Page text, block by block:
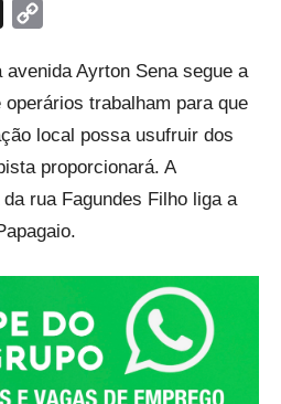
Threads
Ayrton Sena segue a
trabalham para que
local possa usufruir dos
proporcionará. A
rua Fagundes Filho liga a